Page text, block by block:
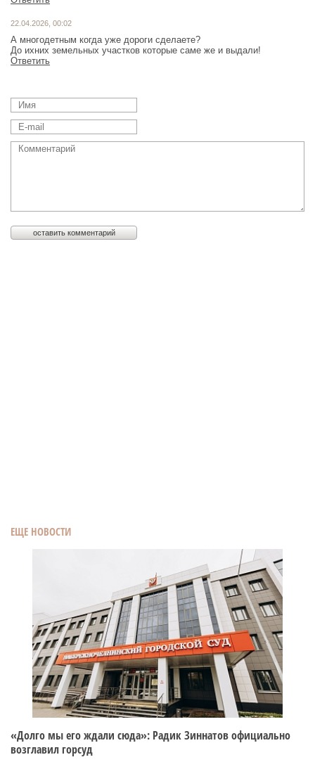
ЕЩЕ НОВОСТИ
«Долго мы его ждали сюда»: Радик Зиннатов официально
возглавил горсуд
22.04.2026, 00:02
А многодетным когда уже дороги сделаете?
До ихних земельных участков которые саме же и выдали!
Ответить